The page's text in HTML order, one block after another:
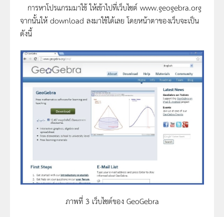
การหาโปรแกรมมาใช้ ให้เข้าไปที่เว็บไซต์ www.geogebra.org
จากนั้นให้ download ลงมาใช้ได้เลย โดยหน้าตาของเว็บจะเป็น
ดังนี้
ภาพที่ 3 เว็บไซต์ของ GeoGebra